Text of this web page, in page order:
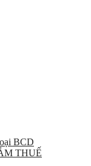
BCD
THUẾ